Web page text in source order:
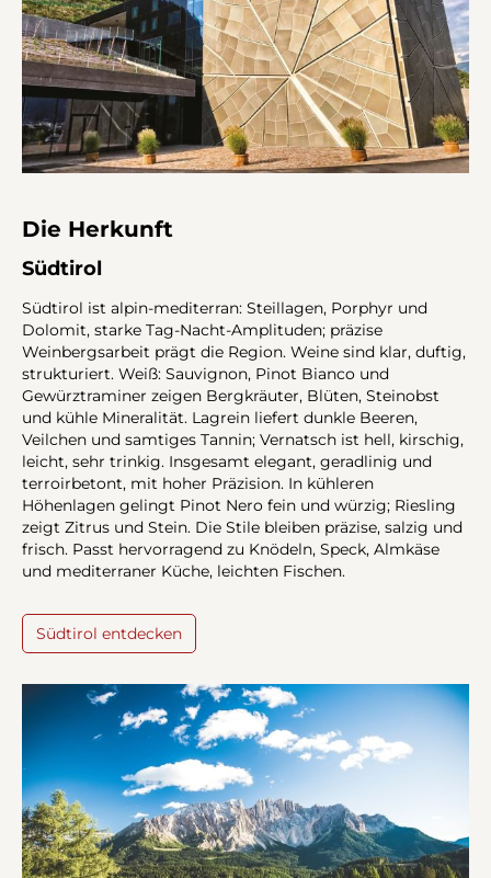
Die Herkunft
Südtirol
Südtirol ist alpin-mediterran: Steillagen, Porphyr und
Dolomit, starke Tag-Nacht-Amplituden; präzise
Weinbergsarbeit prägt die Region. Weine sind klar, duftig,
strukturiert. Weiß: Sauvignon, Pinot Bianco und
Gewürztraminer zeigen Bergkräuter, Blüten, Steinobst
und kühle Mineralität. Lagrein liefert dunkle Beeren,
Veilchen und samtiges Tannin; Vernatsch ist hell, kirschig,
leicht, sehr trinkig. Insgesamt elegant, geradlinig und
terroirbetont, mit hoher Präzision. In kühleren
Höhenlagen gelingt Pinot Nero fein und würzig; Riesling
zeigt Zitrus und Stein. Die Stile bleiben präzise, salzig und
frisch. Passt hervorragend zu Knödeln, Speck, Almkäse
und mediterraner Küche, leichten Fischen.
Südtirol entdecken